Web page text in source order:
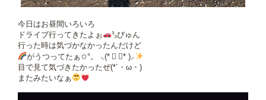
今日はお昼間いろいろ
ドライブ行ってきたよぉ
³₃びゅん
行った時は気づかなかったんだけど
がうつってたぁ✩°。 ⸜(* ॑ ॑* )⸝
目で見て気づきたかったぜ(*´・ω・)
またみたいなぁ